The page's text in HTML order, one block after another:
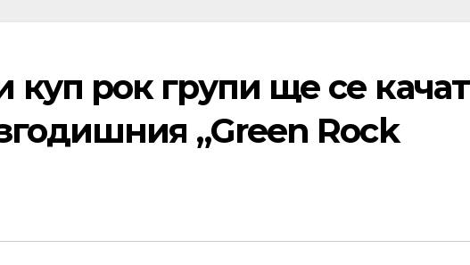
рок групи ще се качат
„Green Rock